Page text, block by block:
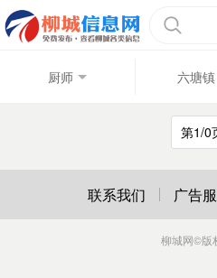
厨师 六塘镇
第1/0
联系我们 广告
柳城网©版